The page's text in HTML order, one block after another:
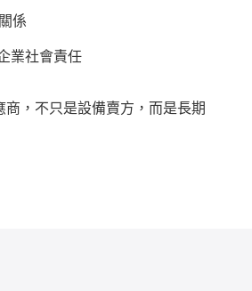
係
業社會責任
商，不只是設備賣方，而是長期